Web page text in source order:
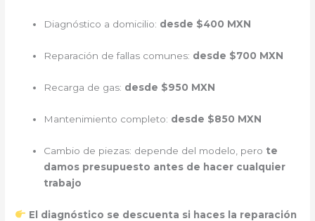
Diagnóstico a domicilio: desde $400 MXN
Reparación de fallas comunes: desde $700 MXN
Recarga de gas: desde $950 MXN
Mantenimiento completo: desde $850 MXN
Cambio de piezas: depende del modelo, pero te
damos presupuesto antes de hacer cualquier
trabajo
El diagnóstico se descuenta si haces la reparación